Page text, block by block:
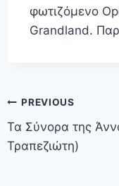
φωτιζόμενο
Grandland.
Πλοήγηση
άρθρων
PREVIOUS
Τα Σύνορα της
Τραπεζιώτη)